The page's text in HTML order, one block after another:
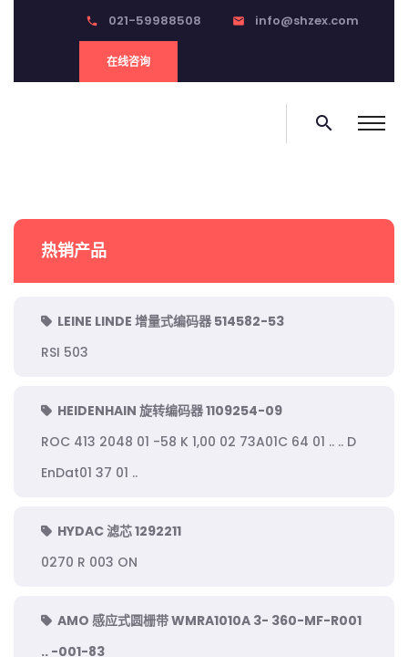
phone 021-59988508 email info@shzex.com
在线咨询
search
热销产品
LEINE LINDE 增量式编码器 514582-53
RSI 503
HEIDENHAIN 旋转编码器 1109254-09
ROC 413 2048 01 -58 K 1,00 02 73A01C 64 01 .. .. D
EnDat01 37 01 ..
HYDAC 滤芯 1292211
0270 R 003 ON
AMO 感应式圆栅带 WMRA1010A 3- 360-MF-R001
.. -001-83